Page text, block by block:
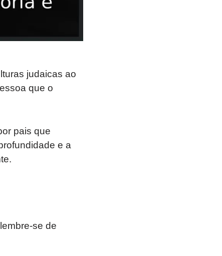
judaicas ao
que o
pais que
e a
se de